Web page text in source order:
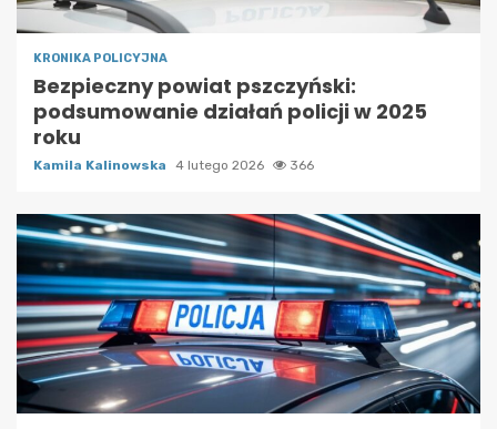
KRONIKA POLICYJNA
Bezpieczny powiat pszczyński:
podsumowanie działań policji w 2025
roku
Kamila Kalinowska 4 lutego 2026 366